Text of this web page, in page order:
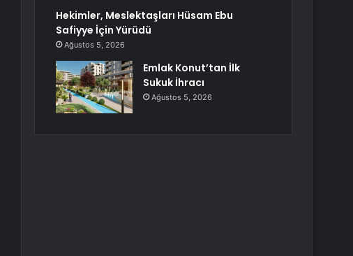
Hekimler, Meslektaşları Hüsam Ebu
Safiyye İçin Yürüdü
Ağustos 5, 2026
Emlak Konut’tan İlk
Sukuk İhracı
Ağustos 5, 2026